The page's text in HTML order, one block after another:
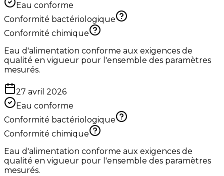
Eau conforme
Conformité bactériologique
Conformité chimique
Eau d'alimentation conforme aux exigences de
qualité en vigueur pour l'ensemble des paramètres
mesurés.
27 avril 2026
Eau conforme
Conformité bactériologique
Conformité chimique
Eau d'alimentation conforme aux exigences de
qualité en vigueur pour l'ensemble des paramètres
mesurés.